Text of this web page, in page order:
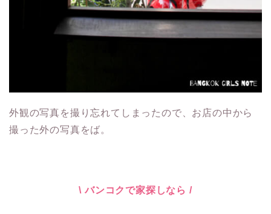
外観の写真を撮り忘れてしまったので、お店の中から
撮った外の写真をば。
\ バンコクで家探しなら /